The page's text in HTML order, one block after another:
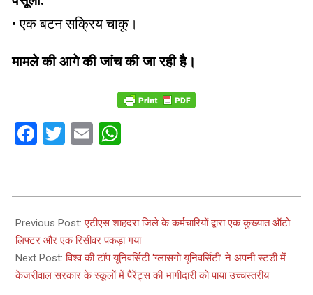
• एक बटन सक्रिय चाकू।
मामले की आगे की जांच की जा रही है।
Facebook
Twitter
Email
02-
20
Previous Post:एटीएस शाहदरा जिले के कर्मचारियों द्वारा एक कुख्यात ऑटो
लिफ्टर और एक रिसीवर पकड़ा गया
Next Post:विश्व की टॉप यूनिवर्सिटी ‘ग्लासगो यूनिवर्सिटी’ ने अपनी स्टडी में
केजरीवाल सरकार के स्कूलों में पैरेंट्स की भागीदारी को पाया उच्चस्तरीय